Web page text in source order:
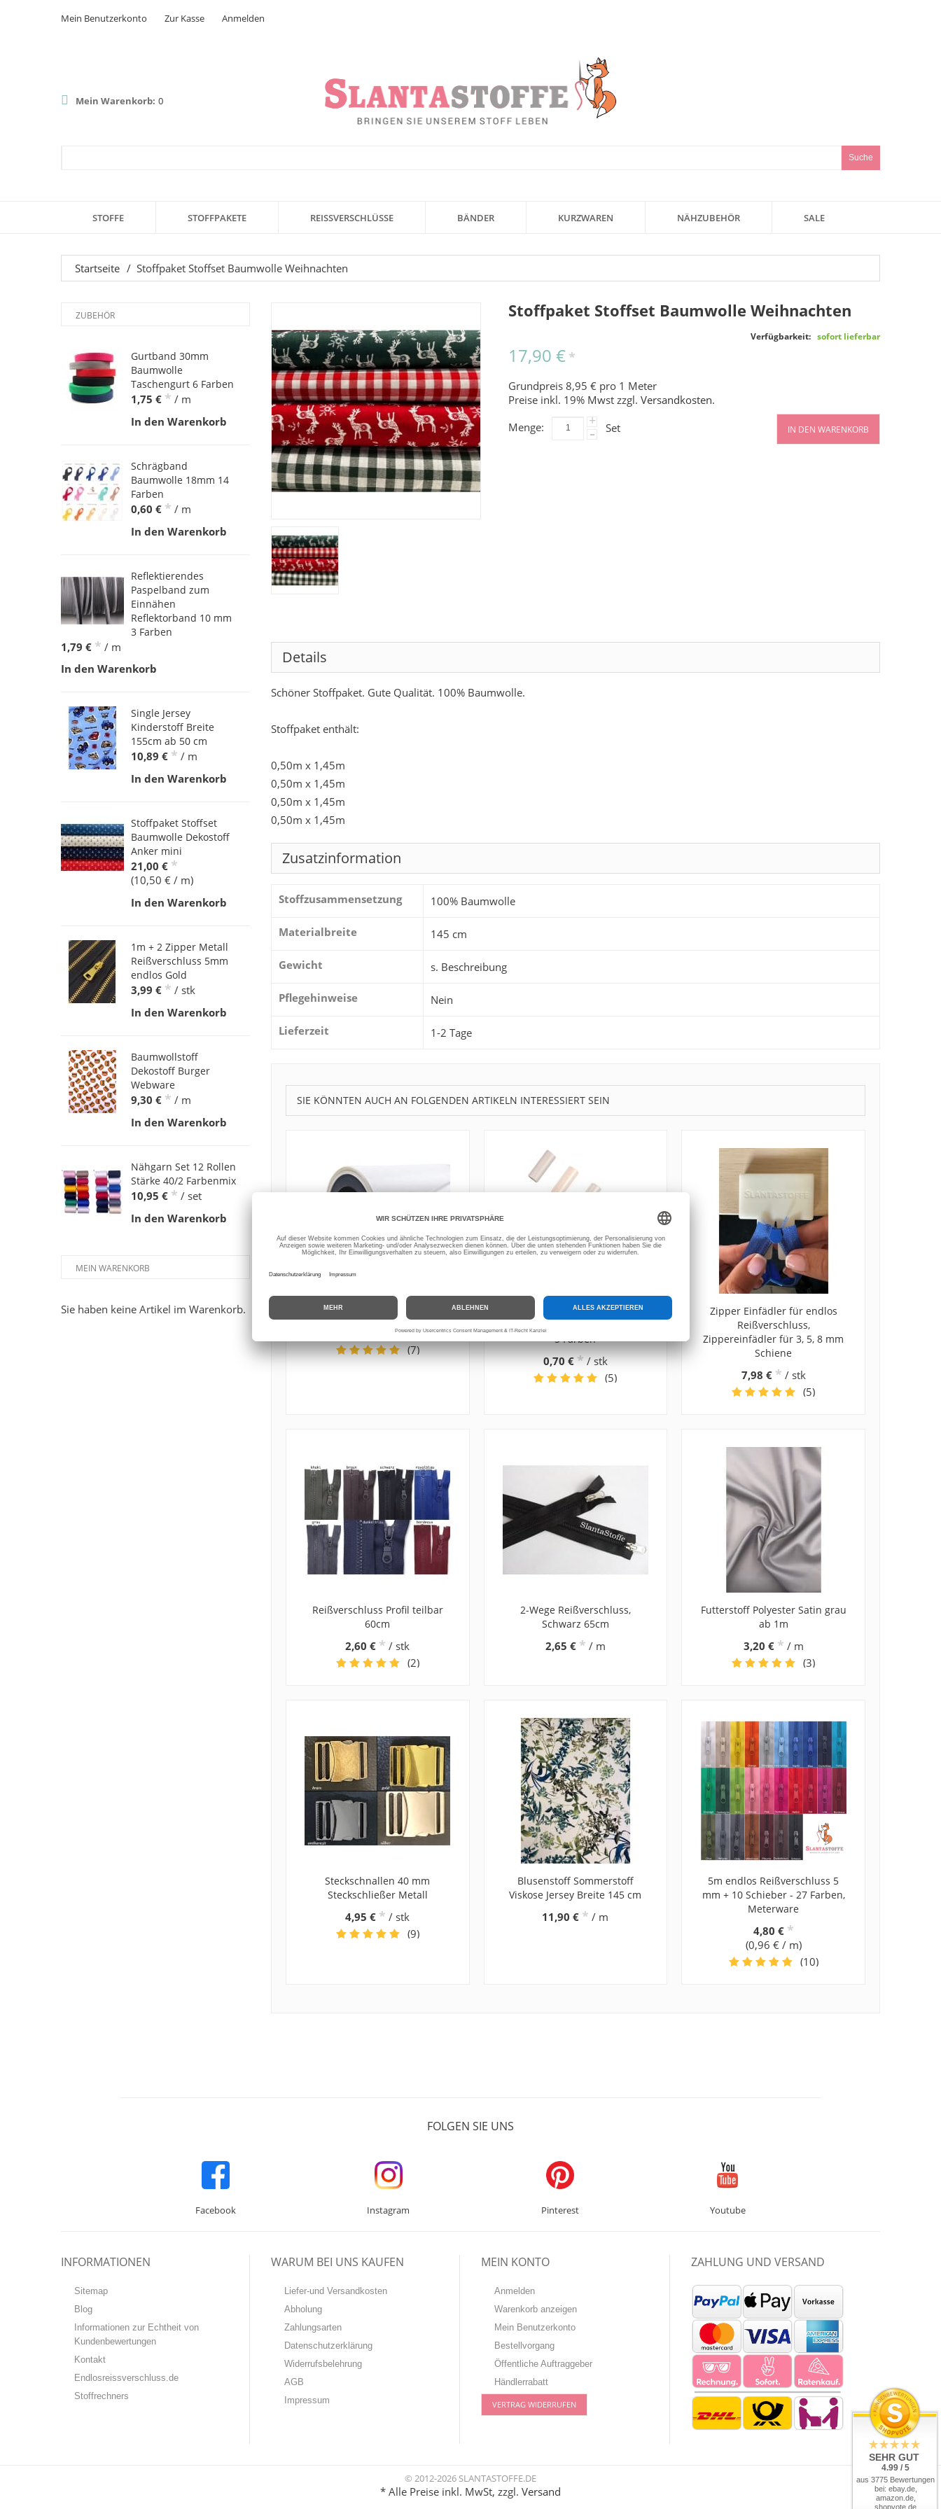
Mein Benutzerkonto Zur Kasse Anmelden
Mein Warenkorb: 0
Suche
STOFFE STOFFPAKETE REISSVERSCHLÜSSE BÄNDER KURZWAREN NÄHZUBEHÖR SALE
Startseite / Stoffpaket Stoffset Baumwolle Weihnachten
Stoffpaket Stoffset Baumwolle Weihnachten
Verfügbarkeit: sofort lieferbar
17,90 € *
Grundpreis 8,95 € pro 1 Meter
Preise inkl. 19% Mwst zzgl.Versandkosten.
Menge:
+
- Set IN DEN WARENKORB
Details
Schöner Stoffpaket. Gute Qualität. 100% Baumwolle.
Stoffpaket enthält:
0,50m x 1,45m
0,50m x 1,45m
0,50m x 1,45m
0,50m x 1,45m
Zusatzinformation
Stoffzusammensetzung 100% Baumwolle
Materialbreite 145 cm
Gewicht s. Beschreibung
Pflegehinweise Nein
Lieferzeit 1-2 Tage
SIE KÖNNTEN AUCH AN FOLGENDEN ARTIKELN INTERESSIERT SEIN
Bügelfolie, Thermofolie
/ m
(7)
Kordelenden, Kordel Endstück,
5 Farben
0,70 € * / stk
(5)
Zipper Einfädler für endlos
Reißverschluss,
Zippereinfädler für 3, 5, 8 mm
Schiene
7,98 € * / stk
(5)
Reißverschluss Profil teilbar
60cm
2,60 € * / stk
(2)
2-Wege Reißverschluss,
Schwarz 65cm
2,65 € * / m
Futterstoff Polyester Satin grau
ab 1m
3,20 € * / m
(3)
Steckschnallen 40 mm
Steckschließer Metall
4,95 € * / stk
(9)
Blusenstoff Sommerstoff
Viskose Jersey Breite 145 cm
11,90 € * / m
5m endlos Reißverschluss 5
mm + 10 Schieber - 27 Farben,
Meterware
4,80 € *
(0,96 € / m)
(10)
ZUBEHÖR
Gurtband 30mm
Baumwolle
Taschengurt 6 Farben
1,75 € * / m
In den Warenkorb
Schrägband
Baumwolle 18mm 14
Farben
0,60 € * / m
In den Warenkorb
Reflektierendes
Paspelband zum
Einnähen
Reflektorband 10 mm
3 Farben
1,79 € * / m
In den Warenkorb
Single Jersey
Kinderstoff Breite
155cm ab 50 cm
10,89 € * / m
In den Warenkorb
Stoffpaket Stoffset
Baumwolle Dekostoff
Anker mini
21,00 € *
(10,50 € / m)
In den Warenkorb
1m + 2 Zipper Metall
Reißverschluss 5mm
endlos Gold
3,99 € * / stk
In den Warenkorb
Baumwollstoff
Dekostoff Burger
Webware
9,30 € * / m
In den Warenkorb
Nähgarn Set 12 Rollen
Stärke 40/2 Farbenmix
10,95 € * / set
In den Warenkorb
MEIN WARENKORB
Sie haben keine Artikel im Warenkorb.
FOLGEN SIE UNS
Facebook Instagram Pinterest Youtube
INFORMATIONEN
Sitemap
Blog
Informationen zur Echtheit von
Kundenbewertungen
Kontakt
Endlosreissverschluss.de
Stoffrechners
WARUM BEI UNS KAUFEN
Liefer-und Versandkosten
Abholung
Zahlungsarten
Datenschutzerklärung
Widerrufsbelehrung
AGB
Impressum
MEIN KONTO
Anmelden
Warenkorb anzeigen
Mein Benutzerkonto
Bestellvorgang
Öffentliche Auftraggeber
Händlerrabatt
VERTRAG WIDERRUFEN
ZAHLUNG UND VERSAND
© 2012-2026 SLANTASTOFFE.DE
* Alle Preise inkl. MwSt, zzgl. Versand
SEHR GUT
4.99 / 5
aus 3775 Bewertungen
bei: ebay.de,
amazon.de,
shopvote.de